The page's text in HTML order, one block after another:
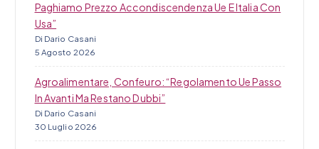
Paghiamo Prezzo Accondiscendenza Ue E Italia Con
Usa”
Di Dario Casani
5 Agosto 2026
Agroalimentare, Confeuro: “Regolamento Ue Passo
In Avanti Ma Restano Dubbi”
Di Dario Casani
30 Luglio 2026